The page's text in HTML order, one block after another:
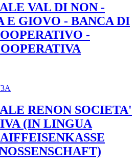
VAL DI NON -
E GIOVO - BANCA DI
-
RENON SOCIETA'
(IN LINGUA